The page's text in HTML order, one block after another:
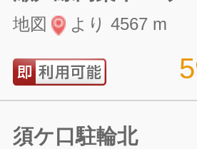
地図 より 4567 m
須ケ口駐輪北